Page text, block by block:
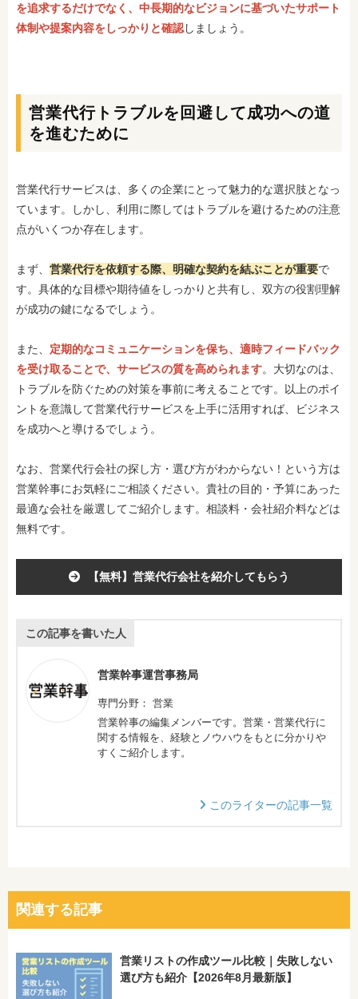
を追求するだけでなく、中長期的なビジョンに基づいたサポート
体制や提案内容をしっかりと確認しましょう。
営業代行トラブルを回避して成功への道
を進むために
営業代行サービスは、多くの企業にとって魅力的な選択肢となっ
ています。しかし、利用に際してはトラブルを避けるための注意
点がいくつか存在します。
まず、 営業代行を依頼する際、明確な契約を結ぶことが重要で
す。具体的な目標や期待値をしっかりと共有し、双方の役割理解
が成功の鍵になるでしょう。
また、 定期的なコミュニケーションを保ち、適時フィードバック
を受け取ることで、サービスの質を高められます。大切なのは、
トラブルを防ぐための対策を事前に考えることです。以上のポイ
ントを意識して営業代行サービスを上手に活用すれば、ビジネス
を成功へと導けるでしょう。
なお、営業代行会社の探し方・選び方がわからない！という方は
営業幹事にお気軽にご相談ください。貴社の目的・予算にあった
最適な会社を厳選してご紹介します。相談料・会社紹介料などは
無料です。
【無料】営業代行会社を紹介してもらう
この記事を書いた人
営業幹事運営事務局
専門分野： 営業
営業幹事の編集メンバーです。営業・営業代行に
関する情報を、経験とノウハウをもとに分かりや
すくご紹介します。
このライターの記事一覧
関連する記事
営業リストの作成ツール比較｜失敗しない
選び方も紹介【2026年8月最新版】